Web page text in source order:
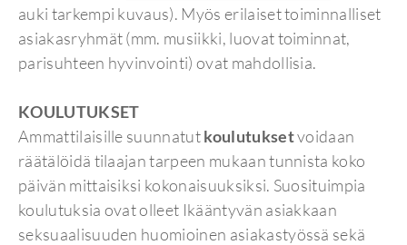
auki tarkempi kuvaus). Myös erilaiset toiminnalliset
asiakasryhmät (mm. musiikki, luovat toiminnat,
parisuhteen hyvinvointi) ovat mahdollisia.
KOULUTUKSET
Ammattilaisille suunnatutkoulutuksetvoidaan
räätälöidä tilaajan tarpeen mukaan tunnista koko
päivän mittaisiksi kokonaisuuksiksi. Suosituimpia
koulutuksia ovat olleet Ikääntyvän asiakkaan
seksuaalisuuden huomioinen asiakastyössä sekä